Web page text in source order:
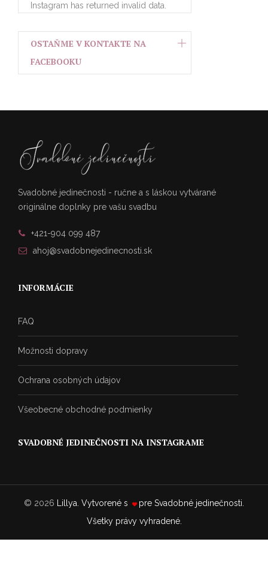
Instagram has returned invalid data.
OSTAŇME V KONTAKTE NA
FACEBOOKU
Svadobné jedinečnosti - ručne a s láskou vytvárané
originálne doplnky pre vašu svadbu
+421-904 099 487
ahoj@svadobnejedinecnosti.sk
INFORMÁCIE
FAQ
Možnosti dopravy
Ochrana osobných údajov
Všeobecné obchodné podmienky
SVADOBNÉ JEDINEČNOSTI NA INSTAGRAME
© 2026 Lillya. Vytvorené s pre Svadobné jedinečnosti.
Všetky právy vyhradené.